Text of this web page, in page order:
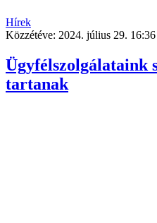
Hírek
Közzétéve: 2024. július 29. 16:36
Ügyfélszolgálataink
tartanak